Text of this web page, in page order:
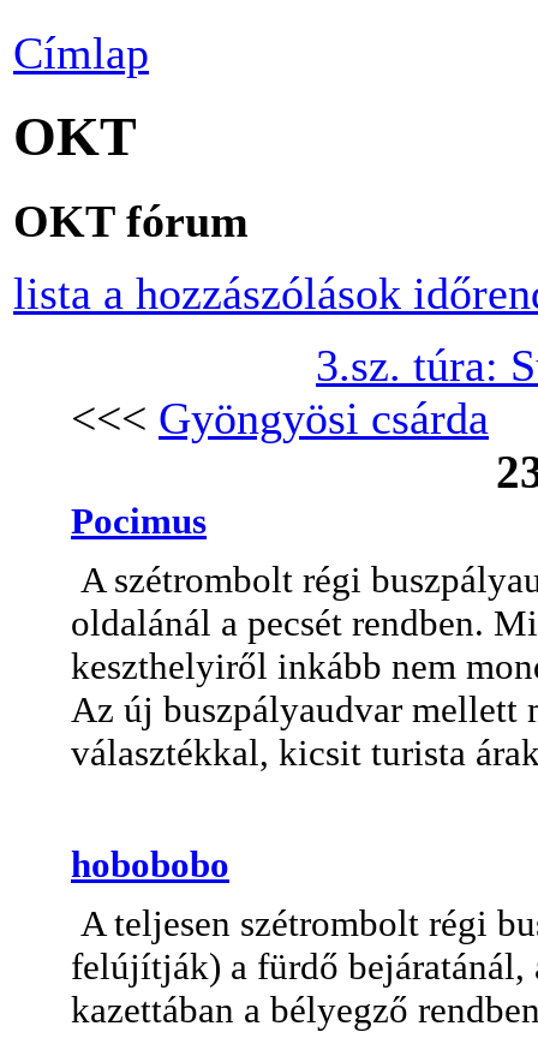
Címlap
OKT
OKT fórum
lista a hozzászólások
3.sz. túra:
<<< Gyöngyösi csárda
Pocimus
A szétrombolt régi
oldalánál a pecsét rendben.
keszthelyiről inkább nem
Az új buszpályaudvar mellett
választékkal, kicsit turista
hobobobo
A teljesen szétrombolt régi
felújítják) a fürdő bejáratánál,
kazettában a bélyegző